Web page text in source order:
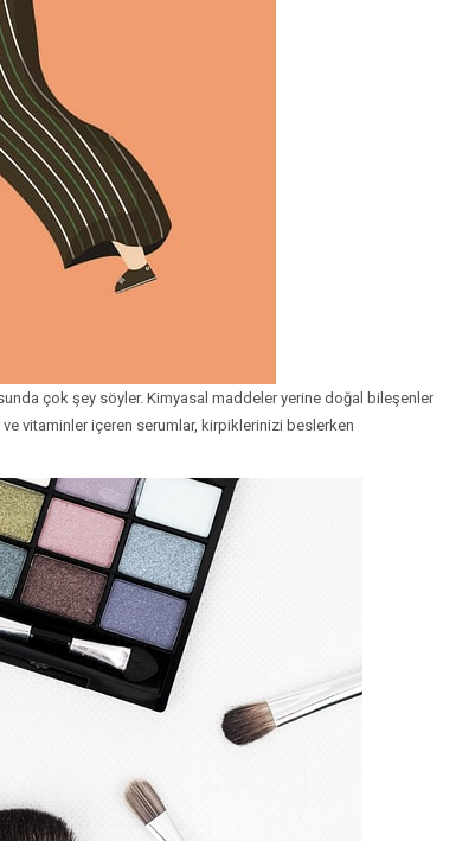
çok şey söyler. Kimyasal maddeler yerine doğal bileşenler
vitaminler içeren serumlar, kirpiklerinizi beslerken